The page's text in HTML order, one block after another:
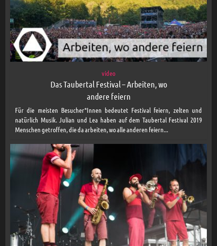
video
Das Taubertal Festival – Arbeiten, wo
andere feiern
Für die meisten Besucher*Innen bedeutet Festival feiern, zelten und
natürlich Musik. Julian und Lea haben auf dem Taubertal Festival 2019
Menschen getroffen, die da arbeiten, wo alle anderen feiern...